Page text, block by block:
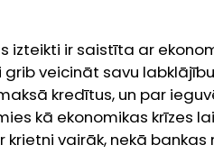
izteikti ir saistīta ar
veicināt savu
kredītus, un par
kā ekonomikas krīzes
krietni vairāk, nekā